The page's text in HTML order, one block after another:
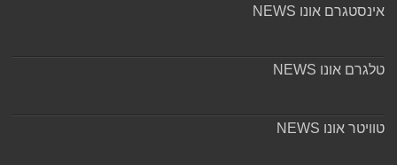
אינסטגרם אונו NEWS
טלגרם אונו NEWS
טוויטר אונו NEWS